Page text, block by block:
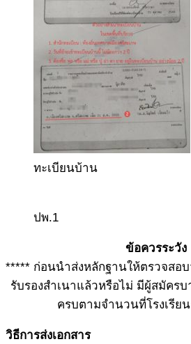
ทะเบียนบ้าน
ปพ.1
ข้อควรระวัง
***** ก่อนนำส่งหลักฐานให้ตรวจสอ
รับรองสำเนาแล้วหรือไม่ มีผู้สมัครบ
ครบตามจำนวนที่โรงเรีย
วิธีการส่งเอกสาร